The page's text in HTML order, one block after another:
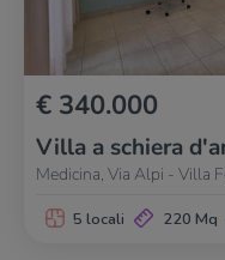
€ 340.000
Villa a schiera
Medicina, Via Alpi - Villa
5 locali 220 Mq